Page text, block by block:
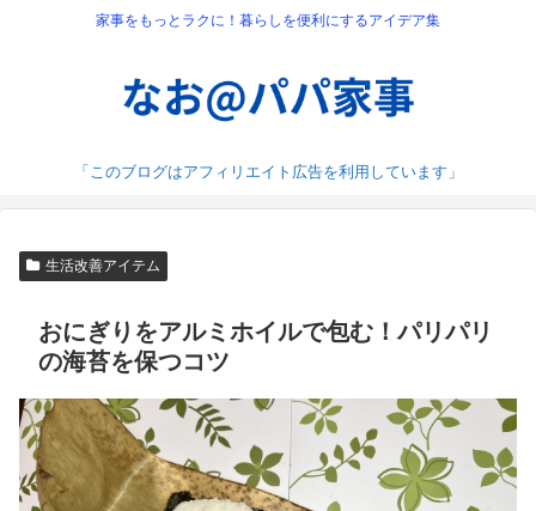
家事をもっとラクに！暮らしを便利にするアイデア集
「このブログはアフィリエイト広告を利用しています」
生活改善アイテム
おにぎりをアルミホイルで包む！パリパリ
の海苔を保つコツ